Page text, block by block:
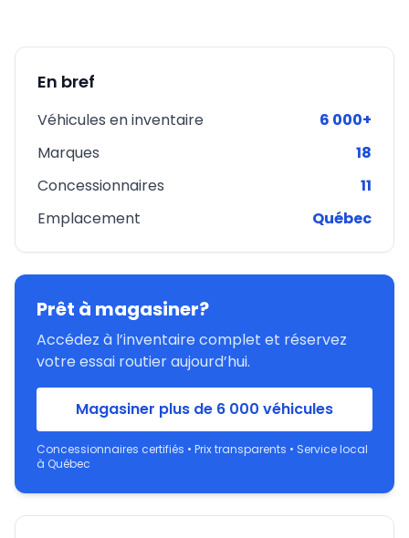
En bref
Véhicules en inventaire
6 000+
Marques
18
Concessionnaires
11
Emplacement
Québec
Prêt à magasiner?
Accédez à l’inventaire complet et réservez
votre essai routier aujourd’hui.
Magasiner plus de 6 000 véhicules
Concessionnaires certifiés • Prix transparents • Service local
à Québec